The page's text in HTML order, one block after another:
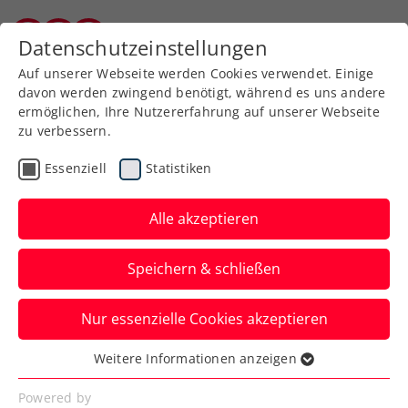
Zurück zur Newsübersicht
Allgemeine Klasse
2. Bundesliga: Eisenstadt
peilt Wiederaufstieg an
Die Landeshauptstädter sind im Vorjahr
unglücklich in die zweite Liga
abgestiegen. In dieser Saison soll es
sofort wieder in die höchste Spielklasse
Verfasst von: BTV-Presse, 07.05.2025
Datenschutzeinstellungen
Auf unserer Webseite werden Cookies verwendet. Einige
davon werden zwingend benötigt, während es uns andere
ermöglichen, Ihre Nutzererfahrung auf unserer Webseite
zu verbessern.
Essenziell Statistiken
Alle akzeptieren
Speichern & schließen
Nur essenzielle Cookies akzeptieren
Essenziell
Essenzielle Cookies werden für grundlegende
Weitere Informationen anzeigen
Powered by